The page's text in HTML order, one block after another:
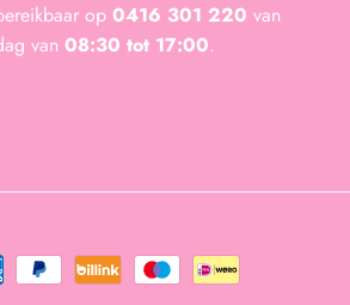
op 0416 301 220 van
van 08:30 tot 17:00.